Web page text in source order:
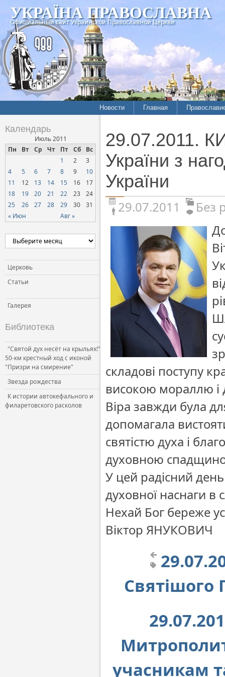
УКРАЇНА ПРАВОСЛАВНА
Официальный сайт Украинской Православной Церкви
Новости Главная
Календарь
Июль 2011
Пн
Вт Ср Чт Пт Сб Вс
« Июн Авг »
1 2
3
4
5 6 7 8 9
10
11
12 13 14 15 16
17
18
19 20 21 22 23
24
25
26 27 28 29 30 31
Церковь
Статьи
Галерея
Библиотека
"Святой дух несёт на крыльях!"
50-км крестный ход с иконой
"Призри на смирение"
Звезда рождества
К истории автокефального и
филаретовского расколов
29.07.2011.
України з
України
29.07.2011
Без
складові поступу
високою мораллю і
Віра завжди була
допомагала
святістю духа і
духовною
У цей радісний
духовної наснаги в
Нехай Бог береже
Віктор ЯНУКОВИЧ
Святішого
учасникам